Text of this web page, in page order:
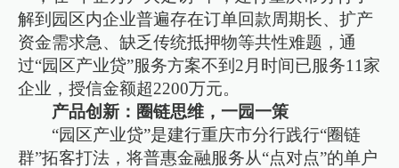
解到园区内企业普遍存在订单回款周期长、扩产
资金需求急、缺乏传统抵押物等共性难题，通
过“园区产业贷”服务方案不到2月时间已服务11家
企业，授信金额超2200万元。
产品创新：圈链思维，一园一策
“园区产业贷”是建行重庆市分行践行“圈链
群”拓客打法，将普惠金融服务从“点对点”的单户